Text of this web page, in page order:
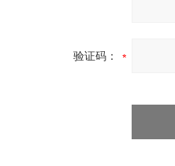
验证码：